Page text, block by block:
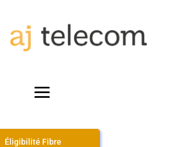
Éligibilité Fibre